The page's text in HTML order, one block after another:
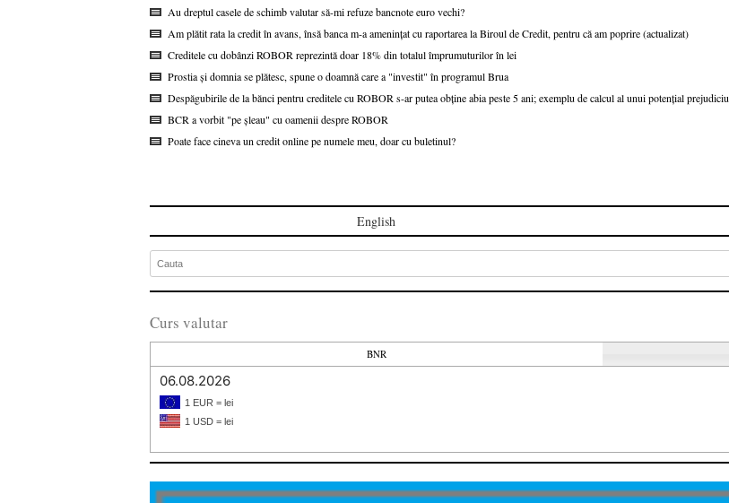
Au dreptul casele de schimb valutar să-mi refuze bancnote euro vechi?
Am plătit rata la credit în avans, însă banca m-a amenințat cu raportarea la Biroul de Credit, pentru că am poprire (actualizat)
Creditele cu dobânzi ROBOR reprezintă doar 18% din totalul împrumuturilor în lei
Prostia și domnia se plătesc, spune o doamnă care a "investit" în programul Brua
Despăgubirile de la bănci pentru creditele cu ROBOR s-ar putea obține abia peste 5 ani; exemplu de calcul al unui potențial prejudiciu
BCR a vorbit "pe șleau" cu oamenii despre ROBOR
Poate face cineva un credit online pe numele meu, doar cu buletinul?
English
Curs valutar
BNR
06.08.2026
1 EUR = lei
1 USD = lei